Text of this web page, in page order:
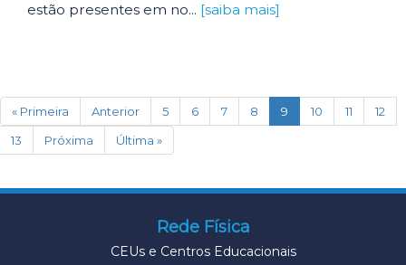
estão presentes em no... [saiba mais]
« Primeira Anterior 5 6 7 8 9 (current)
10 11
12
13
Próxima Última »
Rede Física
CEUs e Centros Educacionais